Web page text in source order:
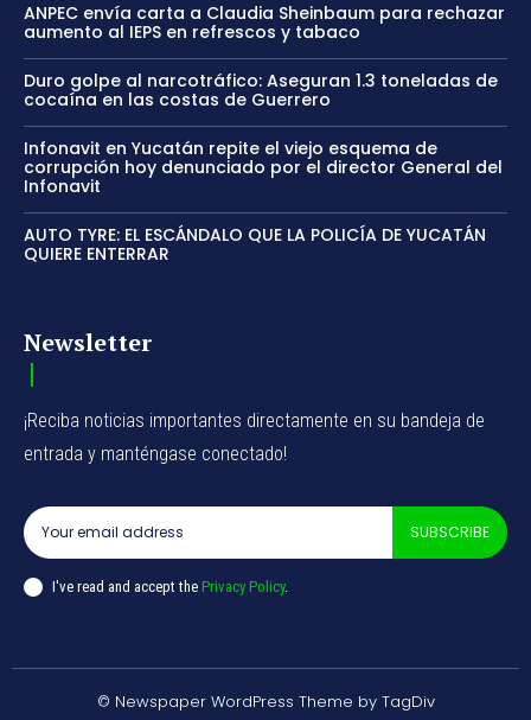
ANPEC envía carta a Claudia Sheinbaum para rechazar
aumento al IEPS en refrescos y tabaco
Duro golpe al narcotráfico: Aseguran 1.3 toneladas de
cocaína en las costas de Guerrero
Infonavit en Yucatán repite el viejo esquema de
corrupción hoy denunciado por el director General del
Infonavit
AUTO TYRE: EL ESCÁNDALO QUE LA POLICÍA DE YUCATÁN
QUIERE ENTERRAR
Newsletter
¡Reciba noticias importantes directamente en su bandeja de
entrada y manténgase conectado!
SUBSCRIBE
I've read and accept the Privacy Policy.
© Newspaper WordPress Theme by TagDiv